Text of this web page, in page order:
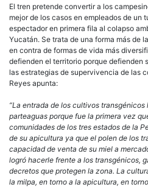
El tren pretende convertir a los
mejor de los casos en empleados de un
espectador en primera fila al colapso
Yucatán. Se trata de una forma más de
en contra de formas de vida más
defienden el territorio porque defienden
las estrategias de supervivencia de las
Reyes apunta:
“La entrada de los cultivos
parteaguas porque fue la primera vez
comunidades de los tres estados de la
de su apicultura ya que el polen de los
capacidad de venta de su miel a
logró hacerle frente a los transgénicos,
decretos que protegen la zona. La
la milpa, en torno a la apicultura, en